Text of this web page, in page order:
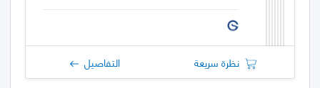
نظرة سريعة التفاصيل